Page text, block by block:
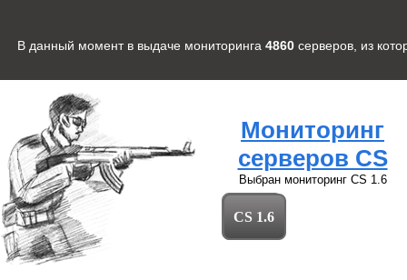
В данный момент в выдаче мониторинга 4860 серверов , из
Мониторинг
серверов CS
Выбран мониторинг CS 1.6
CS 1.6